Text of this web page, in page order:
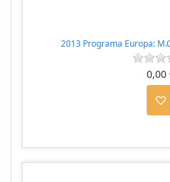
2013 Programa Europa:
0,00